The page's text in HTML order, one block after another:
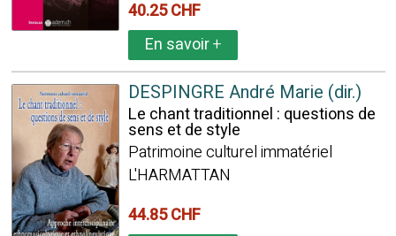
40.25 CHF
En savoir+
DESPINGRE André Marie (dir.)
Le chant traditionnel : questions de
sens et de style
Patrimoine culturel immatériel
L'HARMATTAN
44.85 CHF